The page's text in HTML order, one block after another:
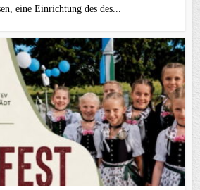
eine Einrichtung des des...